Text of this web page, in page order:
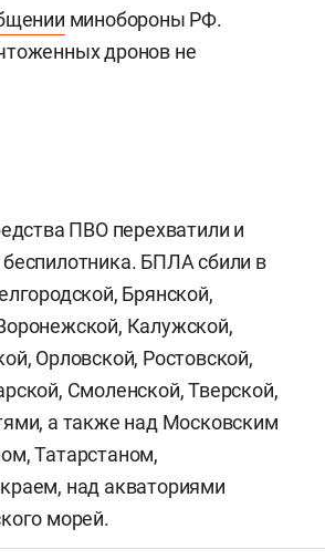
минобороны РФ.
дронов не
ПВО перехватили и
БПЛА сбили в
Брянской,
Калужской,
Орловской, Ростовской,
Смоленской, Тверской,
а также над Московским
Татарстаном,
над акваториями
морей.